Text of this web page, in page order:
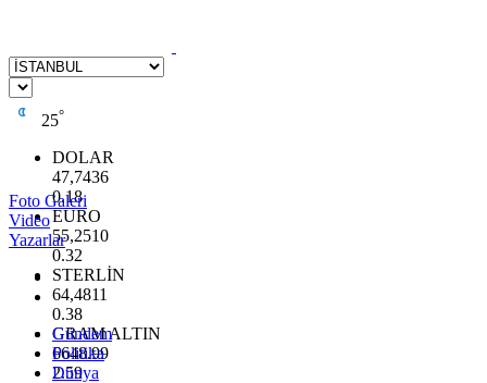
25°
DOLAR
47,7436
0.18
EURO
55,2510
0.32
STERLİN
64,4811
0.38
GRAM ALTIN
6648.99
2.59
Foto Galeri
Video
Yazarlar
Gündem
Politika
Dünya